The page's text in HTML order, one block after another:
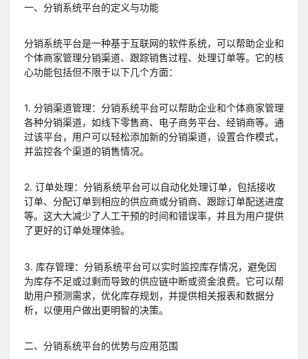
一、分销系统平台的定义与功能
分销系统平台是一种基于互联网的软件系统，可以帮助企业和
个体商家管理分销渠道、跟踪销售过程、处理订单等。它的核
心功能包括但不限于以下几个方面：
1. 分销渠道管理：分销系统平台可以帮助企业和个体商家管理
各种分销渠道，如线下零售商、电子商务平台、经销商等。通
过该平台，用户可以轻松添加新的分销渠道，设置合作模式，
并监控各个渠道的销售情况。
2. 订单处理：分销系统平台可以自动化处理订单，包括接收
订单、分配订单到相应的供应商或分销商、跟踪订单配送进度
等。这大大减少了人工干预的时间和错误率，并且为用户提供
了更好的订单处理体验。
3. 库存管理：分销系统平台可以实时监控库存情况，避免因
为库存不足或过剩而导致的供应链中断或资金浪费。它可以帮
助用户预测需求，优化库存规划，并提供相关报表和数据分
析，以便用户做出更明智的决策。
二、分销系统平台的优势与应用范围